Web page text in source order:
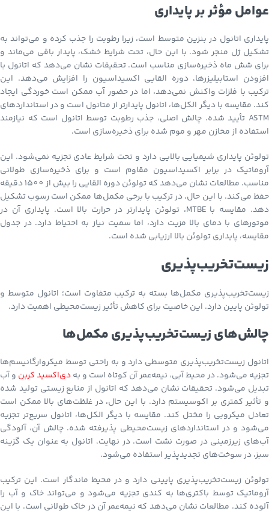
عوامل مؤثر بر پایداری
پایداری اتانول در بنزین متوسط است، زیرا رطوبت را جذب کرده و می‌تواند به
تشکیل ژل منجر شود. با این حال، تحت شرایط خشک، پایدار باقی می‌ماند و
برای شش ماه ذخیره‌سازی مناسب است. تحقیقات نشان می‌دهد که اتانول با
افزودن استابیلیزرها، دوره القایی اکسیداسیون را افزایش می‌دهد. این
ترکیب با فلزات واکنش نمی‌دهد، اما در حضور آب ممکن است خوردگی ایجاد
کند. مقایسه با دیگر الکل‌ها، اتانول پایدارتر از متانول است و در استانداردهای
ASTM تأیید شده. چالش اصلی، جذب رطوبت توسط اتانول است که نیازمند
استفاده از مخازن مهر و موم شده برای ذخیره‌سازی است.
تولوئن پایداری شیمیایی بالایی دارد و تحت شرایط عادی تجزیه نمی‌شود. این
آروماتیک در برابر اکسیداسیون مقاوم است و برای ذخیره‌سازی طولانی
مناسب. مطالعات نشان می‌دهد که تولوئن دوره القایی را بیش از 1500 دقیقه
حفظ می‌کند. با این حال، در ترکیب با برخی مکمل‌ها ممکن است رسوب تشکیل
دهد. مقایسه با MTBE، تولوئن پایدارتر در حرارت بالا است. پایداری آن در
موتورهای با دمای بالا مزیت دارد، اما سمیت نیاز به احتیاط دارد. در جدول
مقایسه، پایداری تولوئن بالا ارزیابی شده است.
زیست‌تخریب‌پذیری
زیست‌تخریب‌پذیری مکمل‌ها بسته به ترکیب متفاوت است؛ اتانول متوسط و
تولوئن پایین دارد. این خاصیت برای کاهش تأثیر زیست‌محیطی اهمیت دارد.
چالش‌های زیست‌تخریب‌پذیری مکمل‌ها
اتانول زیست‌تخریب‌پذیری متوسطی دارد و به راحتی توسط میکروارگانیسم‌ها
تجزیه می‌شود. در محیط آبی، نیمه‌عمر آن کوتاه است و بهدی‌اکسید کربن و آب
تبدیل می‌شود. تحقیقات نشان می‌دهد که اتانول از منابع زیستی تولید شده
و تأثیر کمتری بر اکوسیستم دارد. با این حال، در غلظت‌های بالا ممکن است
تعادل میکروبی را مختل کند. مقایسه با دیگر الکل‌ها، اتانول سریع‌تر تجزیه
می‌شود و در استانداردهای زیست‌محیطی پذیرفته شده. چالش آن، آلودگی
آب‌های زیرزمینی در صورت نشت است. در نهایت، اتانول به عنوان یک گزینه
سبز، در سوخت‌های تجدیدپذیر استفاده می‌شود.
تولوئن زیست‌تخریب‌پذیری پایینی دارد و در محیط ماندگار است. این ترکیب
آروماتیک توسط باکتری‌ها به کندی تجزیه می‌شود و می‌تواند خاک و آب را
آلوده کند. مطالعات نشان می‌دهد که نیمه‌عمر آن در خاک طولانی است. با این